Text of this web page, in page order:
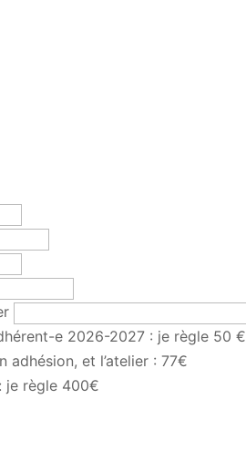
e 2026-2027 : je règle 50 €
adhésion, et l’atelier : 77€
je règle 400€